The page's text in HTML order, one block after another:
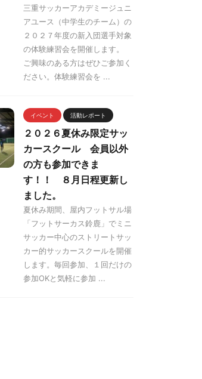
三重サッカーアカデミージュニ
アユース（中学生のチーム）の
２０２７年度の新入団選手対象
の体験練習会を開催します。
ご興味のある方はぜひご参加く
ださい。体験練習会を ...
イベント 活動レポート
２０２６夏休み限定サッ
カースクール 会員以外
の方も参加できま
す！！ ８月日程更新し
ました。
夏休み期間、屋内フットサル場
「フットサーカス鈴鹿」でミニ
サッカー中心のストリートサッ
カー的サッカースクールを開催
します。毎回参加、１回だけの
参加OKと気軽に参加 ...